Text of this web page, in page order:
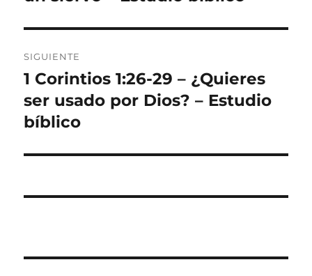
SIGUIENTE
Entrada
siguiente:
1 Corintios 1:26-29 – ¿Quieres
ser usado por Dios? – Estudio
bíblico